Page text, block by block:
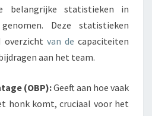
belangrijke statistieken in
Deze statistieken
overzicht van de capaciteiten
aan het team.
(OBP):Geeft aan hoe vaak
honk komt, cruciaal voor het